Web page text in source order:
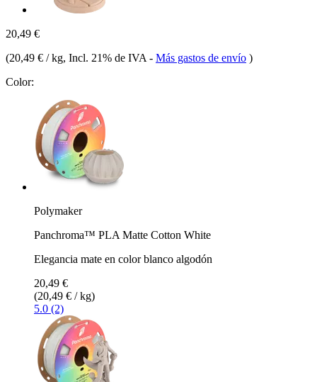
20,49 €
(20,49 € / kg, Incl. 21% de IVA - Más gastos de envío )
Color:
Polymaker
Panchroma™ PLA Matte Cotton White
Elegancia mate en color blanco algodón
20,49 €
(20,49 € / kg)
5.0 (2)